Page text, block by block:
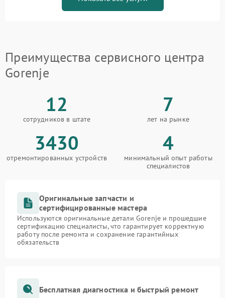
Преимущества сервисного центра
Gorenje
12
сотрудников в штате
7
лет на рынке
3430
отремонтированных устройств
4
минимальный опыт работы
специалистов
Оригинальные запчасти и
сертифицированные мастера
Используются оригинальные детали Gorenje и прошедшие
сертификацию специалисты, что гарантирует корректную
работу после ремонта и сохранение гарантийных
обязательств
Бесплатная диагностика и быстрый ремонт